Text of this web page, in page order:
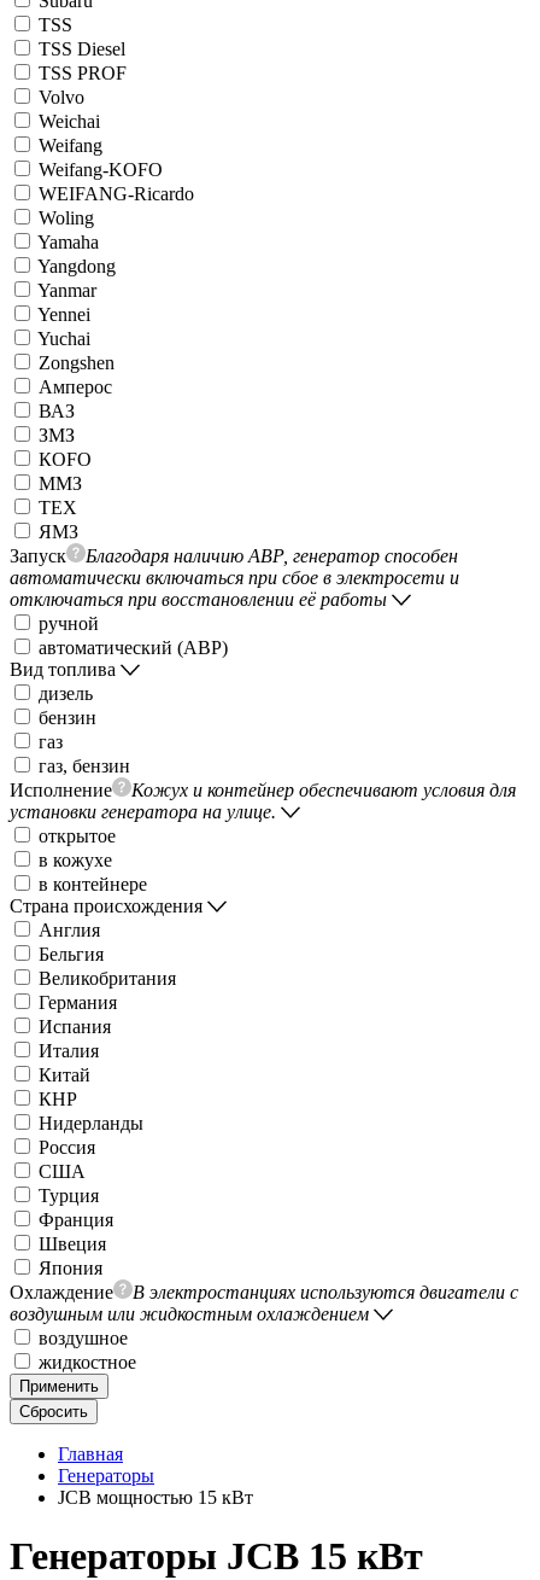
TSS
TSS Diesel
TSS PROF
Volvo
Weichai
Weifang
Weifang-KOFO
WEIFANG-Ricardo
Woling
Yamaha
Yangdong
Yanmar
Yennei
Yuchai
Zongshen
Амперос
ВАЗ
ЗМЗ
КОFO
ММЗ
ТЕХ
ЯМЗ
Запуск
Благодаря наличию АВР, генератор способен
автоматически включаться при сбое в электросети и
отключаться при восстановлении её работы
ручной
автоматический (АВР)
Вид топлива
дизель
бензин
газ
газ, бензин
Исполнение
Кожух и контейнер обеспечивают условия для
установки генератора на улице.
открытое
в кожухе
в контейнере
Страна происхождения
Англия
Бельгия
Великобритания
Германия
Испания
Италия
Китай
КНР
Нидерланды
Россия
США
Турция
Франция
Швеция
Япония
Охлаждение
В электростанциях используются двигатели с
воздушным или жидкостным охлаждением
воздушное
жидкостное
Применить
Сбросить
Главная
Генераторы
JCB мощностью 15 кВт
Генераторы JCB 15 кВт